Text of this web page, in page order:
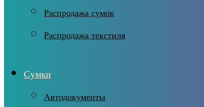
Распродажа сумок
Распродажа текстиля
Сумки
Автодокументы